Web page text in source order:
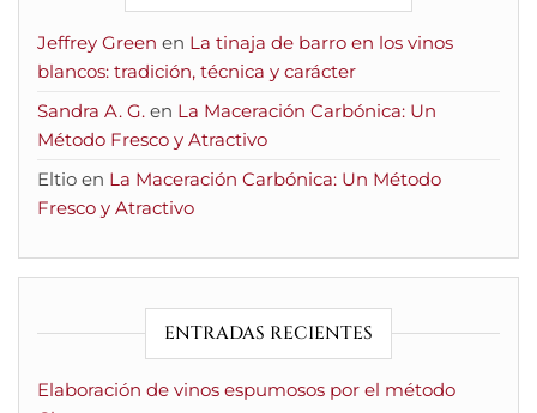
Jeffrey Green en La tinaja de barro en los vinos
blancos: tradición, técnica y carácter
Sandra A. G. en La Maceración Carbónica: Un
Método Fresco y Atractivo
Eltio en La Maceración Carbónica: Un Método
Fresco y Atractivo
ENTRADAS RECIENTES
Elaboración de vinos espumosos por el método